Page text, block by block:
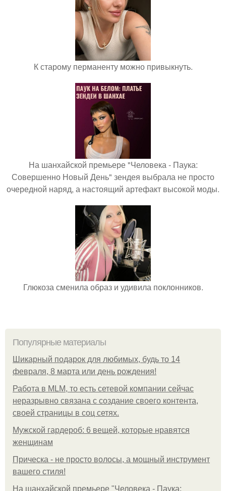
К старому перманенту можно привыкнуть.
На шанхайской премьере "Человека - Паука:
Совершенно Новый День" зендея выбрала не просто
очередной наряд, а настоящий артефакт высокой моды.
Глюкоза сменила образ и удивила поклонников.
Популярные материалы
Шикарный подарок для любимых, будь то 14
февраля, 8 марта или день рождения!
Работа в MLM, то есть сетевой компании сейчас
неразрывно связана с создание своего контента,
своей страницы в соц сетях.
Мужской гардероб: 6 вещей, которые нравятся
женщинам
Прическа - не просто волосы, а мощный инструмент
вашего стиля!
На шанхайской премьере "Человека - Паука: